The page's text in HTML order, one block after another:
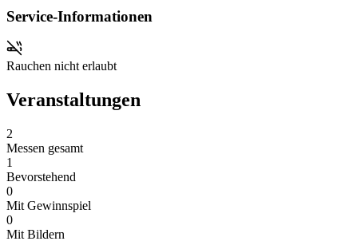
Service-Informationen
Rauchen nicht erlaubt
Veranstaltungen
2
Messen gesamt
1
Bevorstehend
0
Mit Gewinnspiel
0
Mit Bildern